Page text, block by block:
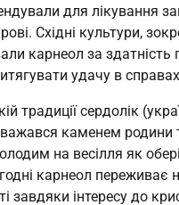
для лікування
Східні культури,
карнеол за здатність
удачу в
традиції сердолік
каменем родини
на весілля як
карнеол переживає
завдяки інтересу до